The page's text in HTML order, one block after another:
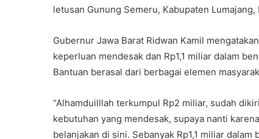
letusan Gunung Semeru, Kabupaten Lumajang,
Gubernur Jawa Barat Ridwan Kamil
keperluan mendesak dan Rp1,1 miliar dalam
Bantuan berasal dari berbagai elemen
“Alhamduilllah terkumpul Rp2 miliar, sudah
kebutuhan yang mendesak, supaya nanti
belanjakan di sini. Sebanyak Rp1,1 miliar